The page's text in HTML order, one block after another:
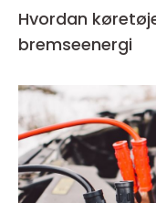
Hvordan
bremseenergi